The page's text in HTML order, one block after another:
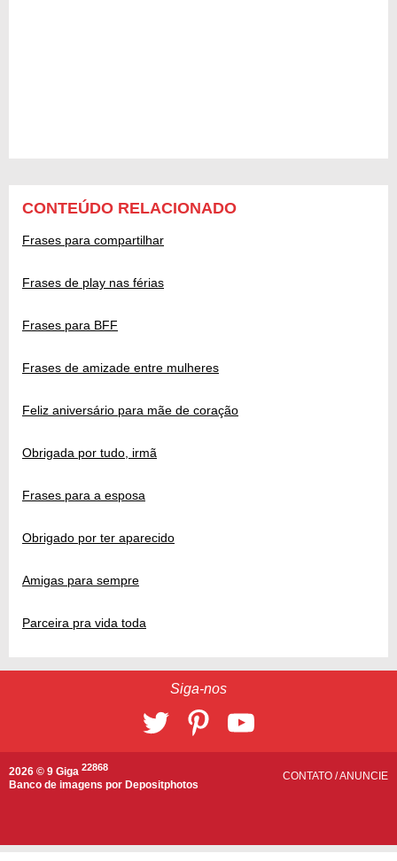
CONTEÚDO RELACIONADO
Frases para compartilhar
Frases de play nas férias
Frases para BFF
Frases de amizade entre mulheres
Feliz aniversário para mãe de coração
Obrigada por tudo, irmã
Frases para a esposa
Obrigado por ter aparecido
Amigas para sempre
Parceira pra vida toda
Siga-nos
2026 © 9 Giga 22868
Banco de imagens por Depositphotos
CONTATO /ANUNCIE